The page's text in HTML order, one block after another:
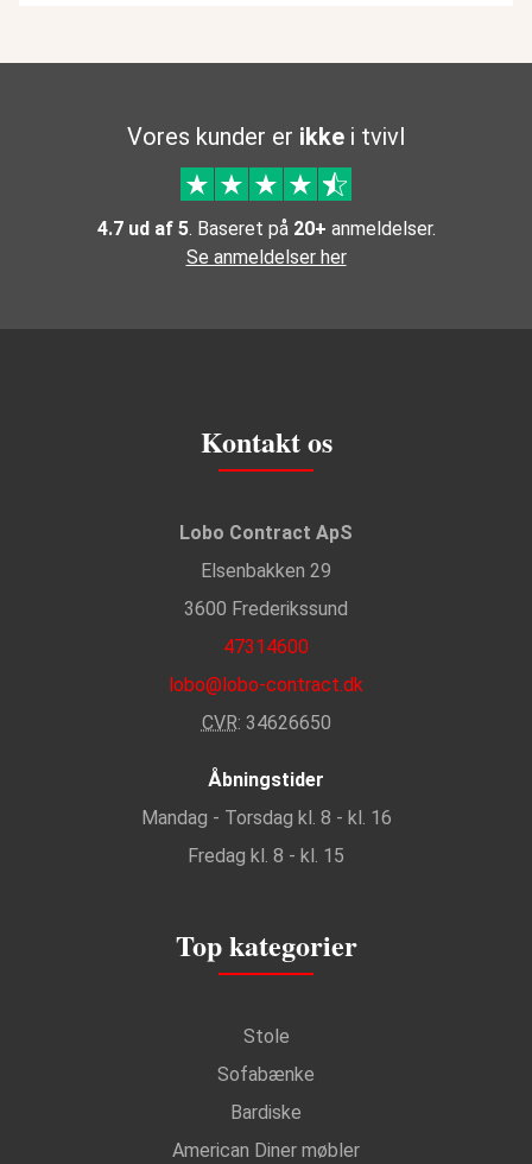
Vores kunder er ikke i tvivl
4.7 ud af 5. Baseret på 20+ anmeldelser.
Se anmeldelser her
Kontakt os
Lobo Contract ApS
Elsenbakken 29
3600 Frederikssund
47314600
lobo@lobo-contract.dk
CVR: 34626650
Åbningstider
Mandag - Torsdag kl. 8 - kl. 16
Fredag kl. 8 - kl. 15
Top kategorier
Stole
Sofabænke
Bardiske
American Diner møbler